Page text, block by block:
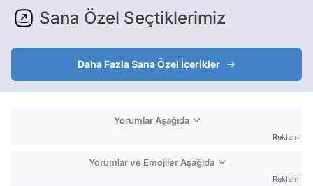
Sana Özel Seçtiklerimiz
Daha Fazla Sana Özel İçerikler
Yorumlar Aşağıda
Reklam
Yorumlar ve Emojiler Aşağıda
Reklam